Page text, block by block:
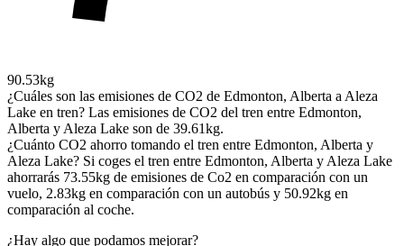
90.53kg
¿Cuáles son las emisiones de CO2 de Edmonton, Alberta a Aleza
Lake en tren? Las emisiones de CO2 del tren entre Edmonton,
Alberta y Aleza Lake son de 39.61kg.
¿Cuánto CO2 ahorro tomando el tren entre Edmonton, Alberta y
Aleza Lake? Si coges el tren entre Edmonton, Alberta y Aleza Lake
ahorrarás 73.55kg de emisiones de Co2 en comparación con un
vuelo, 2.83kg en comparación con un autobús y 50.92kg en
comparación al coche.
¿Hay algo que podamos mejorar?